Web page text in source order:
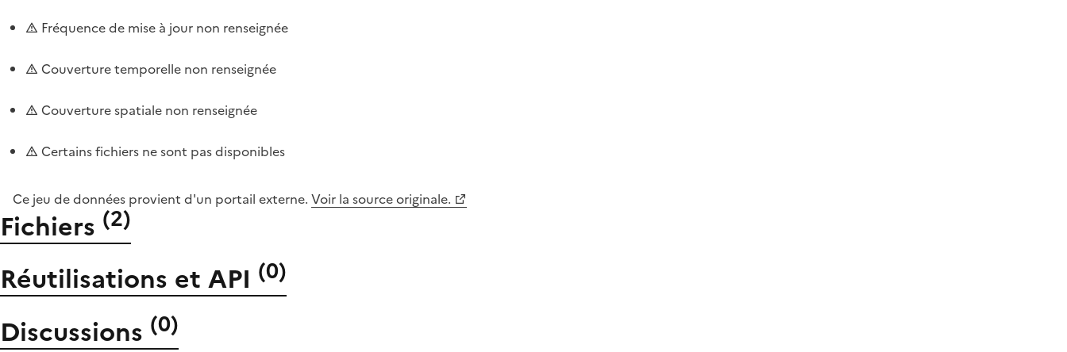
Fréquence de mise à jour non renseignée
Couverture temporelle non renseignée
Couverture spatiale non renseignée
Certains fichiers ne sont pas disponibles
Ce jeu de données provient d'un portail externe. Voir la source originale.
Fichiers (2)
Réutilisations et API (0)
Discussions (0)